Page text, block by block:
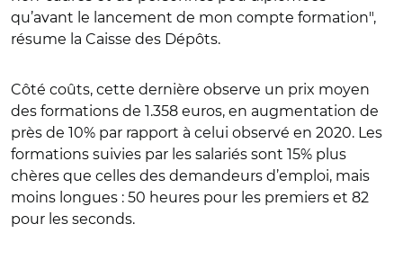
qu’avant le lancement de mon compte formation",
résume la Caisse des Dépôts.
Côté coûts, cette dernière observe un prix moyen
des formations de 1.358 euros, en augmentation de
près de 10% par rapport à celui observé en 2020. Les
formations suivies par les salariés sont 15% plus
chères que celles des demandeurs d’emploi, mais
moins longues : 50 heures pour les premiers et 82
pour les seconds.